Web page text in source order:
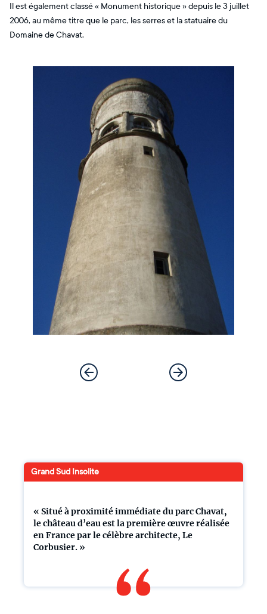
Il est également classé « Monument historique » depuis le 3 juillet
2006, au même titre que le parc, les serres et la statuaire du
Domaine de Chavat.
« Situé à proximité immédiate du parc Chavat,
le château d’eau est la première œuvre réalisée
en France par le célèbre architecte, Le
Corbusier. »
Grand Sud Insolite